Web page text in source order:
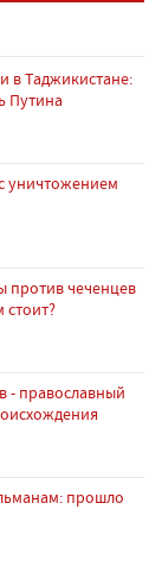
в Таджикистане:
Путина
уничтожением
против чеченцев
стоит?
- православный
прошло